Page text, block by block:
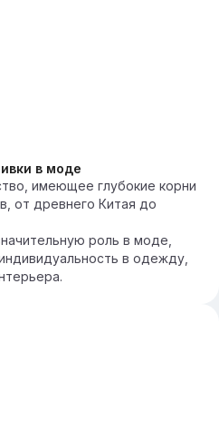
в моде
имеющее глубокие корни
от древнего Китая до
роль в моде,
в одежду,